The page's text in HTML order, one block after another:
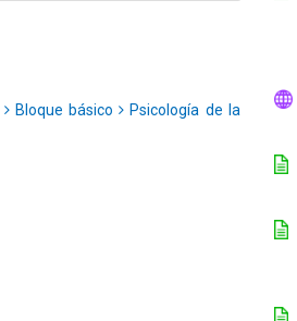
Bloque básico
Psicología de la